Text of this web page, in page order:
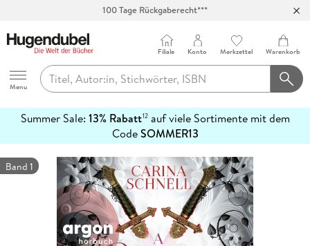
100 Tage Rückgaberecht***
Hugendubel
Menu
Filiale Konto Merkzettel Warenkorb
Summer Sale: 13% Rabatt12auf viele Sortimente mit dem
CodeSOMMER13
erfahren
Band 1